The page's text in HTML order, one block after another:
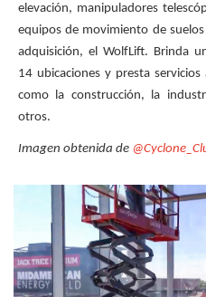
elevación, manipuladores
equipos de movimiento de
adquisición, el WolfLift. Brinda
14 ubicaciones y presta
como la construcción, la
otros.
Imagen obtenida de